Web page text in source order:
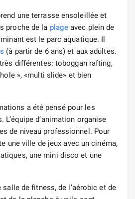
une terrasse ensoleillée et
proche de la plage avec plein de
est le parc aquatique. Il
(à partir de 6 ans) et aux adultes.
différentes: toboggan rafting,
», «multi slide» et bien
a été pensé pour les
d’animation organise
de niveau professionnel. Pour
une ville de jeux avec un cinéma,
une mini disco et une
de fitness, de l’aérobic et de